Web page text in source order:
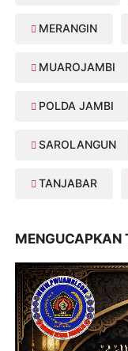
MERANGIN
MUAROJAMBI
POLDA JAMBI
SAROLANGUN
TANJABAR
MENGUCAPKAN